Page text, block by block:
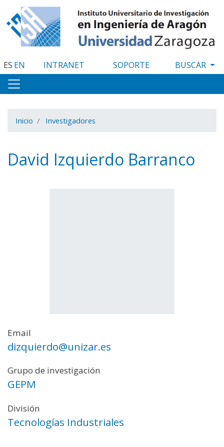
al
contenido
principal
ES EN INTRANET SOPORTE
Inicio Investigadores
David Izquierdo Barranco
Email
dizquierdo@unizar.es
Grupo de investigación
GEPM
División
Tecnologías Industriales